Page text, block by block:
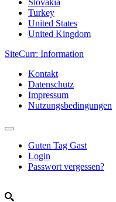
Slovakia
Turkey
United States
United Kingdom
SiteCurr: Information
Kontakt
Datenschutz
Impressum
Nutzungsbedingungen
Guten Tag Gast
Login
Passwort vergessen?